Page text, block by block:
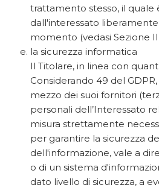
trattamento stesso, il quale
dall'interessato liberamente
momento (vedasi Sezione
la sicurezza informatica
Il Titolare, in linea con
Considerando 49 del
mezzo dei suoi fornitori
personali dell’Interessato
misura strettamente
per garantire la sicurezza
dell'informazione, vale a
o di un sistema
dato livello di sicurezza, a